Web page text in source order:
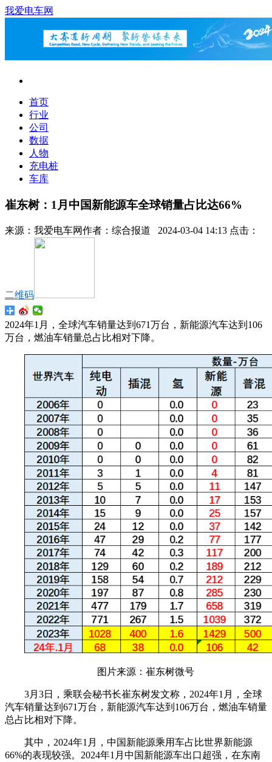
我爱电车网
首页
行业
公司
数据
人物
充电桩
车库
崔东树：1月中国新能源车全球销量占比达66%
来源： 我爱电车网作者： 综合报道 2024-03-04 14:13 点击：
二维码
2024年1月，全球汽车销量达到671万台，新能源汽车达到106
万台，燃油车销量总占比相对下降。
图片来源：崔东树微号
3月3日，乘联会秘书长崔东树发文称，2024年1月，全球
汽车销量达到671万台，新能源汽车达到106万台，燃油车销量
总占比相对下降。
其中，2024年1月，中国新能源乘用车占比世界新能源
66%的表现较强。2024年1月中国新能源车出口超强，在东南